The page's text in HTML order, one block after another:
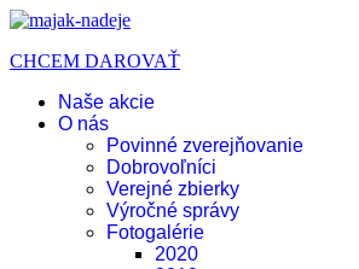
CHCEM DAROVAŤ
Naše akcie
O nás
Povinné zverejňovanie
Dobrovoľníci
Verejné zbierky
Výročné správy
Fotogalérie
2020